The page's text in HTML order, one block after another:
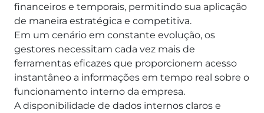
financeiros e temporais, permitindo sua aplicação
de maneira estratégica e competitiva.
Em um cenário em constante evolução, os
gestores necessitam cada vez mais de
ferramentas eficazes que proporcionem acesso
instantâneo a informações em tempo real sobre o
funcionamento interno da empresa.
A disponibilidade de dados internos claros e